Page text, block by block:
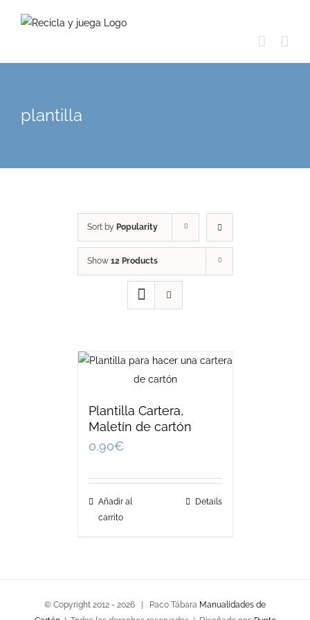
plantilla
Sort by Popularity
Show 12 Products
Plantilla Cartera,
Maletín de cartón
0,90€
Añadir al
carrito
Details
© Copyright 2012 - 2026 | Paco Tábara Manualidades de